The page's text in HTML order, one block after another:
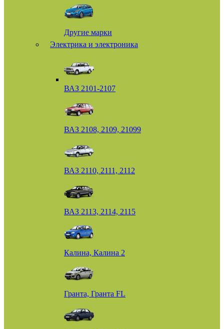
Другие марки
Электрика и электроника
ВАЗ 2101-2107
ВАЗ 2108, 2109, 21099
ВАЗ 2110, 2111, 2112
ВАЗ 2113, 2114, 2115
Калина, Калина 2
Гранта, Гранта FL